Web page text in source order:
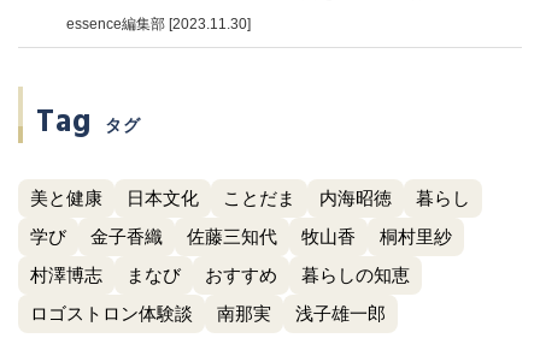
essence編集部 [2023.11.30]
Tag タグ
美と健康 日本文化 ことだま 内海昭徳
暮らし
学び
金子香織 佐藤三知代 牧山香
桐村里紗
村澤博志
まなび おすすめ
暮らしの知恵
ロゴストロン体験談
南那実 浅子雄一郎